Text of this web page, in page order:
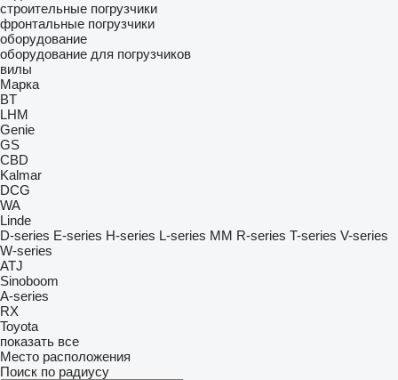
строительные погрузчики
фронтальные погрузчики
оборудование
оборудование для погрузчиков
вилы
Марка
BT
LHM
Genie
GS
CBD
Kalmar
DCG
WA
Linde
D-series E-series H-series L-series MM R-series T-series V-series
W-series
ATJ
Sinoboom
A-series
RX
Toyota
показать все
Место расположения
Поиск по радиусу